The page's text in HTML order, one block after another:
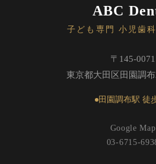
ABC
子ども専門 小児歯
〒145-0071
東京都大田区田園調
田園調布駅 徒
Google Map
03-6715-